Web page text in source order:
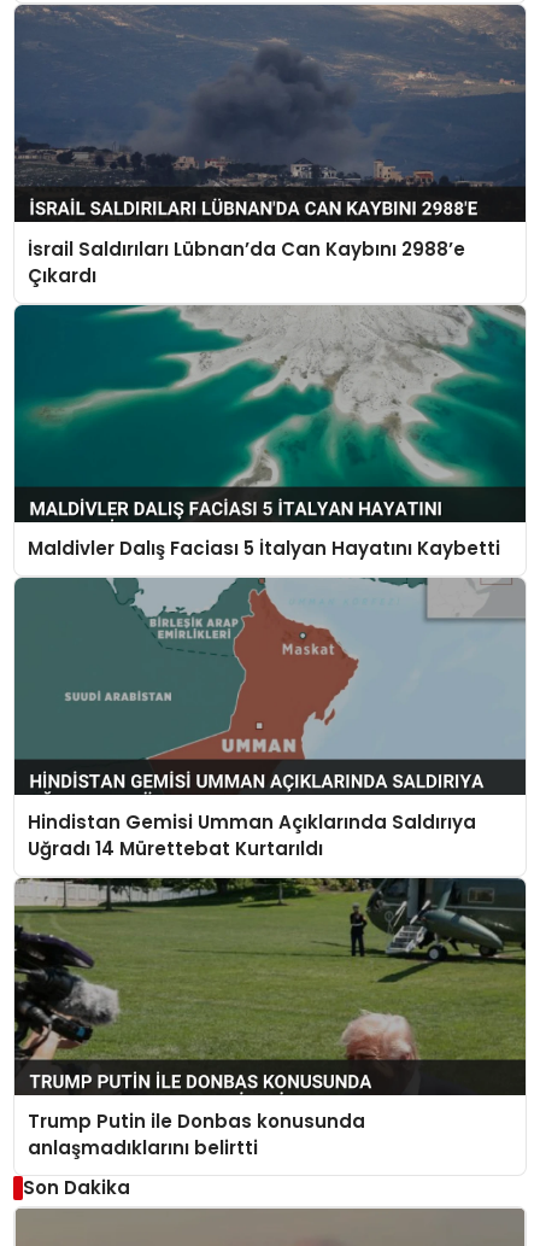
İsrail Saldırıları Lübnan’da Can Kaybını 2988’e
Çıkardı
Maldivler Dalış Faciası 5 İtalyan Hayatını Kaybetti
Hindistan Gemisi Umman Açıklarında Saldırıya
Uğradı 14 Mürettebat Kurtarıldı
Trump Putin ile Donbas konusunda
anlaşmadıklarını belirtti
Son Dakika